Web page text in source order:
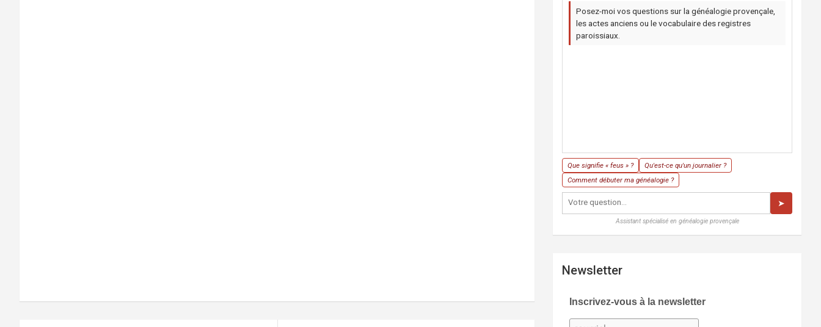
Posez-moi vos questions sur la généalogie provençale,
les actes anciens ou le vocabulaire des registres
paroissiaux.
Que signifie « feus » ?
Qu'est-ce qu'un journalier ?
Comment débuter ma généalogie ?
➤
Assistant spécialisé en généalogie provençale
Newsletter
Inscrivez-vous à la newsletter